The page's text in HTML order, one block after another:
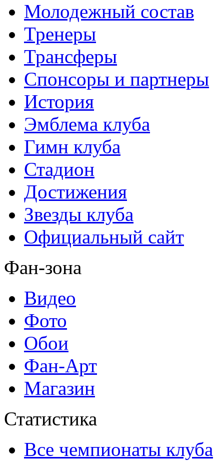
Молодежный состав
Тренеры
Трансферы
Спонсоры и партнеры
История
Эмблема клуба
Гимн клуба
Стадион
Достижения
Звезды клуба
Официальный сайт
Фан-зона
Видео
Фото
Обои
Фан-Арт
Магазин
Статистика
Все чемпионаты клуба